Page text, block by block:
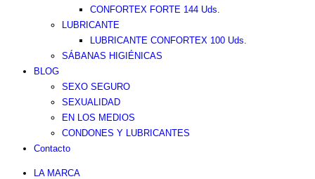
CONFORTEX FORTE 144 Uds.
LUBRICANTE
LUBRICANTE CONFORTEX 100 Uds.
SÁBANAS HIGIÉNICAS
BLOG
SEXO SEGURO
SEXUALIDAD
EN LOS MEDIOS
CONDONES Y LUBRICANTES
Contacto
LA MARCA